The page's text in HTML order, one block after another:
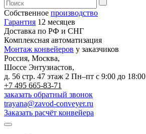
Собственное производство
Гарантия 12 месяцев
Доставка по РФ и СНГ
Комплексная автоматизация
Монтаж конвейеров у заказчиков
Россия, Москва,
Шоссе Энтузиастов,
д. 56 стр. 47 этаж 2 Пн–пт с 9:00 до 18:00
+7 495 665-83-71
заказать обратный звонок
trayana@zavod-conveyer.ru
Заказать расчёт конвейера